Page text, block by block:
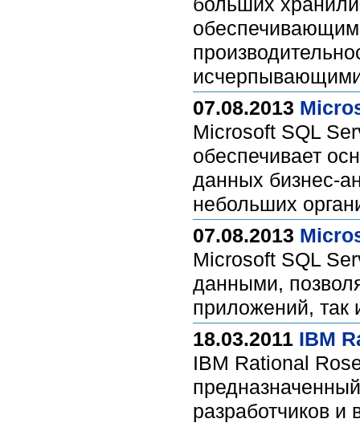
07.08.2013
Microsoft SQL
обеспечивает
данных бизнес-
небольших
07.08.2013
Microsoft SQL
данными,
приложений,
18.03.2011 IBM
IBM Rational
разработчиков и